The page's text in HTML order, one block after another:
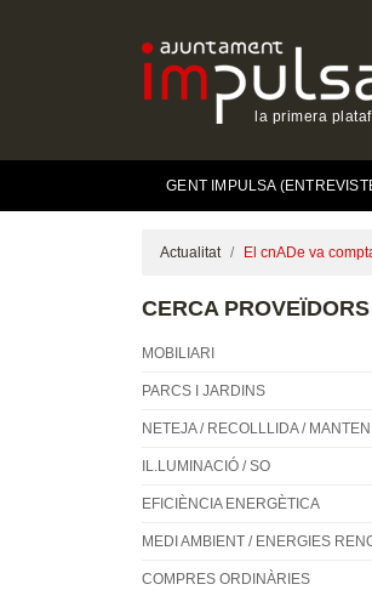
la primera
GENT IMPULSA
Actualitat ‎El cnADe va
CERCA
MOBILIARI
PARCS I JARDINS
NETEJA / RECOLLLIDA /
IL.LUMINACIÓ / SO
EFICIÈNCIA ENERGÈTICA
MEDI AMBIENT / ENERGIES
COMPRES ORDINÀRIES